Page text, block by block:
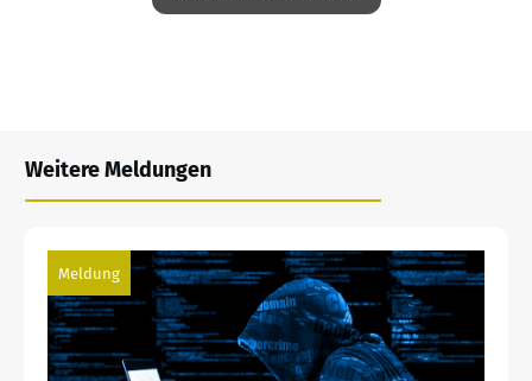
Weitere Meldungen
Meldung